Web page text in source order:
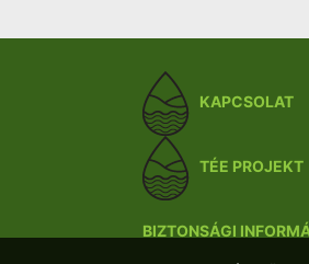
KAPCSOLAT
TÉE PROJEKT
BIZTONSÁGI